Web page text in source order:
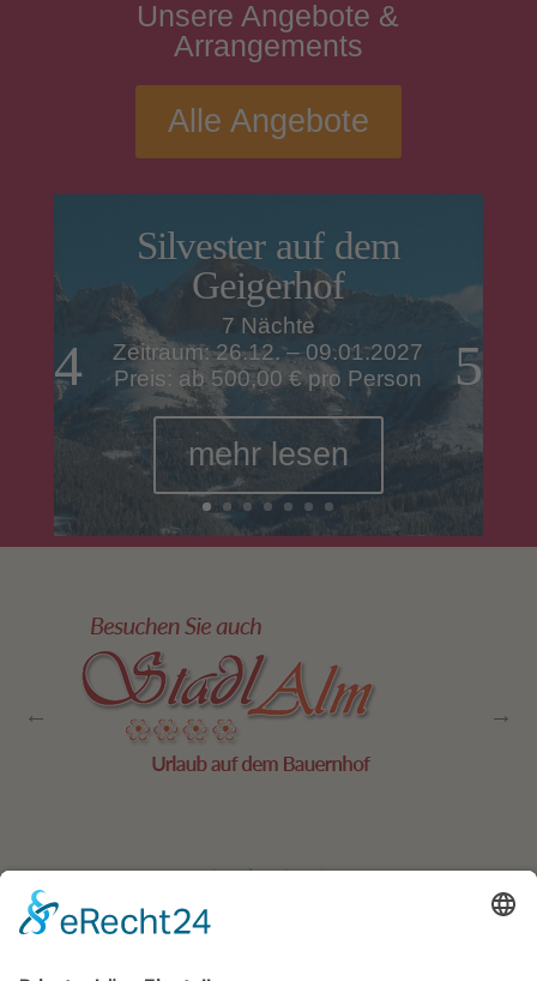
UnsereAngebote &
Arrangements
Alle Angebote
Silvester auf dem
Geigerhof
7 Nächte
Zeitraum: 26.12. – 09.01.2027
Preis: ab 500,00 € pro Person
mehr lesen